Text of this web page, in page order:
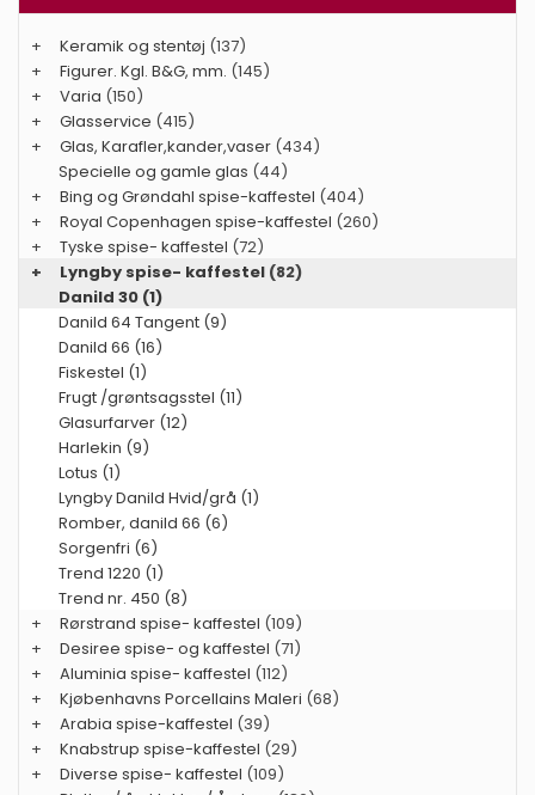
+ Keramik og stentøj (137)
+
Figurer. Kgl. B&G, mm. (145)
+
Varia (150)
+
Glasservice (415)
+
Glas, Karafler,kander,vaser (434)
Specielle og gamle glas (44)
+
Bing og Grøndahl spise-kaffestel (404)
+
Royal Copenhagen spise-kaffestel (260)
+
Tyske spise- kaffestel (72)
+
Lyngby spise- kaffestel (82)
Danild 30 (1)
Danild 64 Tangent (9)
Danild 66 (16)
Fiskestel (1)
Frugt /grøntsagsstel (11)
Glasurfarver (12)
Harlekin (9)
Lotus (1)
Lyngby Danild Hvid/grå (1)
Romber, danild 66 (6)
Sorgenfri (6)
Trend 1220 (1)
Trend nr. 450 (8)
+
Rørstrand spise- kaffestel (109)
+
Desiree spise- og kaffestel (71)
+
Aluminia spise- kaffestel (112)
+
Kjøbenhavns Porcellains Maleri (68)
+
Arabia spise-kaffestel (39)
+
Knabstrup spise-kaffestel (29)
+
Diverse spise- kaffestel (109)